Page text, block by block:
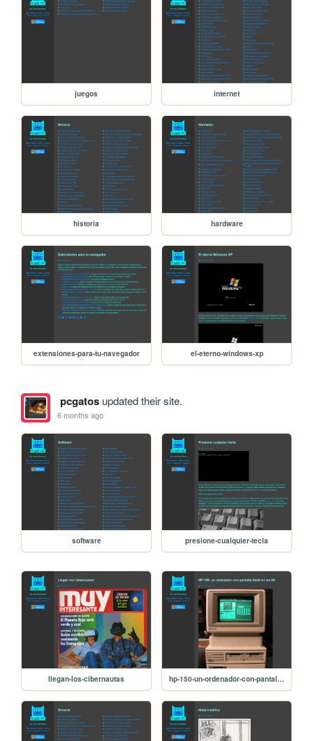
juegos internet
historia hardware
extensiones-para-tu-navegador el-eterno-windows-xp
pcgatosupdated their site.
6 months ago
software presione-cualquier-tecla
llegan-los-cibernautas hp-150-un-ordenador-con-pantalla-tactil-en-los-80